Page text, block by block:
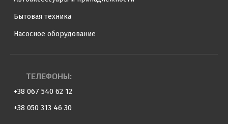
Бытовая техника
Насосное оборудование
ТЕЛЕФОНЫ:
+38 067 540 62 12
+38 050 313 46 30